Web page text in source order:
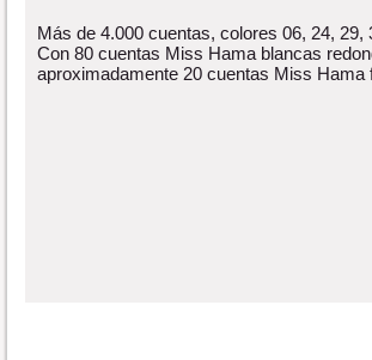
Más de 4.000 cuentas, colores 06, 24, 29,
Con 80 cuentas Miss Hama blancas
aproximadamente 20 cuentas Miss Hama